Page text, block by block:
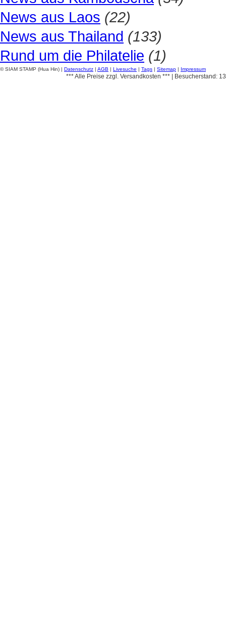
News aus Laos (22)
News aus Thailand (133)
Rund um die Philatelie (1)
© SIAM STAMP (Hua Hin) | Datenschutz | AGB | Livesuche | Tags | Sitemap | Impressum
*** Alle Preise zzgl. Versandkosten *** | Besucherstand: